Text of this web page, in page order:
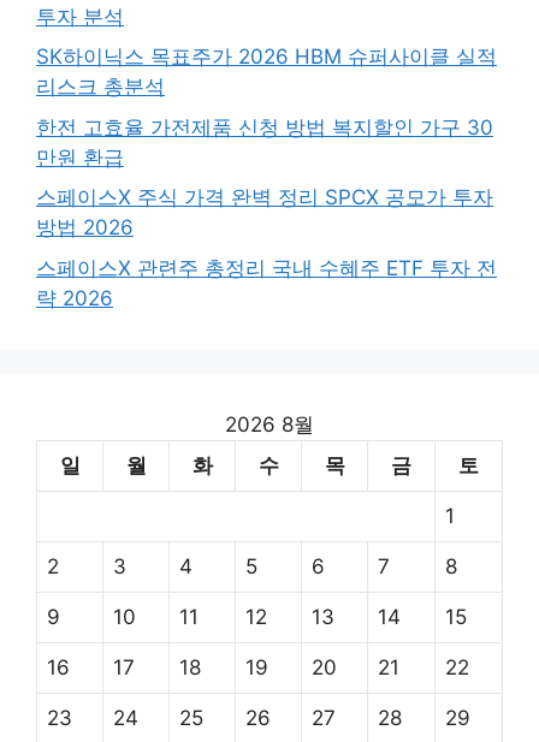
투자 분석
SK하이닉스 목표주가 2026 HBM 슈퍼사이클 실적
리스크 총분석
한전 고효율 가전제품 신청 방법 복지할인 가구 30
만원 환급
스페이스X 주식 가격 완벽 정리 SPCX 공모가 투자
방법 2026
스페이스X 관련주 총정리 국내 수혜주 ETF 투자 전
략 2026
2026 8월
일
월 화 수 목 금 토
1
2 3 4 5 6 7 8
9 10 11 12 13 14 15
16 17 18 19 20 21 22
23 24 25 26 27 28 29